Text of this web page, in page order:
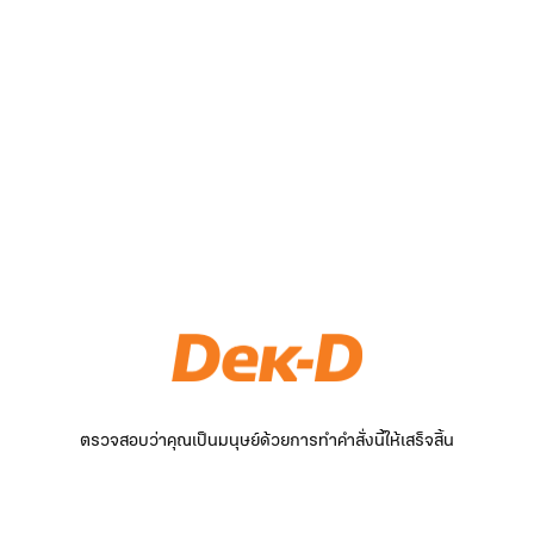
ตรวจสอบว่าคุณเป็นมนุษย์ด้วยการทำคำสั่งนี้ให้เสร็จสิ้น